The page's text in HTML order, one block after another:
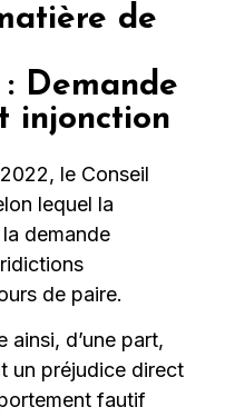
de
Demande
injonction
le Conseil
lequel la
demande
de paire.
ainsi, d’une part,
un préjudice direct
fautif